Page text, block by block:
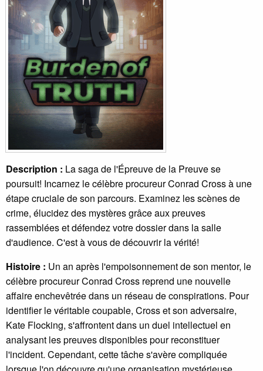
Description : La saga de l'Épreuve de la Preuve se
poursuit! Incarnez le célèbre procureur Conrad Cross à une
étape cruciale de son parcours. Examinez les scènes de
crime, élucidez des mystères grâce aux preuves
rassemblées et défendez votre dossier dans la salle
d'audience. C'est à vous de découvrir la vérité!
Histoire : Un an après l'empoisonnement de son mentor, le
célèbre procureur Conrad Cross reprend une nouvelle
affaire enchevêtrée dans un réseau de conspirations. Pour
identifier le véritable coupable, Cross et son adversaire,
Kate Flocking, s'affrontent dans un duel intellectuel en
analysant les preuves disponibles pour reconstituer
l'incident. Cependant, cette tâche s'avère compliquée